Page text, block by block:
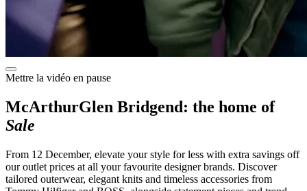
Mettre la vidéo en pause
McArthurGlen Bridgend: the home of
Sale
From 12 December, elevate your style for less with extra savings off
our outlet prices at all your favourite designer brands. Discover
tailored outerwear, elegant knits and timeless accessories from